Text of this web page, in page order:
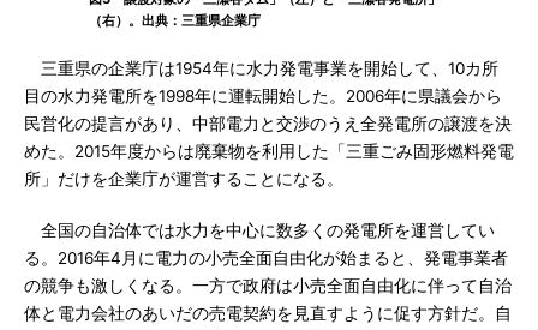
（右）。出典：三重県企業庁
三重県の企業庁は1954年に水力発電事業を開始して、10カ所
目の水力発電所を1998年に運転開始した。2006年に県議会から
民営化の提言があり、中部電力と交渉のうえ全発電所の譲渡を決
めた。2015年度からは廃棄物を利用した「三重ごみ固形燃料発電
所」だけを企業庁が運営することになる。
全国の自治体では水力を中心に数多くの発電所を運営してい
る。2016年4月に電力の小売全面自由化が始まると、発電事業者
の競争も激しくなる。一方で政府は小売全面自由化に伴って自治
体と電力会社のあいだの売電契約を見直すように促す方針だ。自